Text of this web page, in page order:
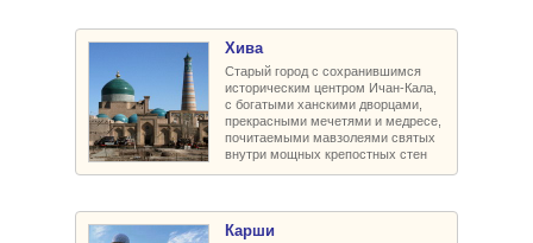
Хива
Старый город с сохранившимся
историческим центром Ичан-Кала,
с богатыми ханскими дворцами,
прекрасными мечетями и медресе,
почитаемыми мавзолеями святых
внутри мощных крепостных стен
Карши